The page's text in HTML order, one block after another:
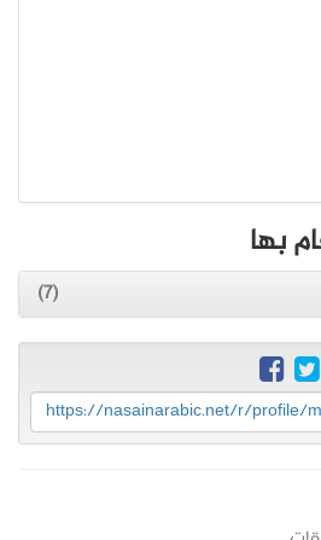
بها
(7)
https://nasainarabic.net/r/profile/